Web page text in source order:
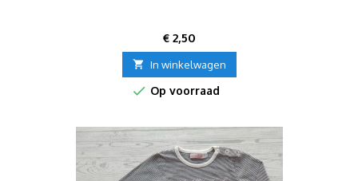
Prijs
€ 2,50
 In winkelwagen
 Op voorraad